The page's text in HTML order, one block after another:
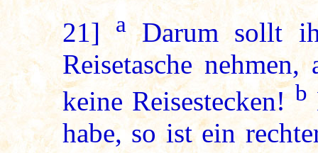
21]
aDarum sollt
Reisetasche
keine Reisestecken! b
habe, so ist ein